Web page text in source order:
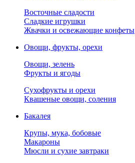
Восточные сладости
Сладкие игрушки
Жвачки и освежающие конфеты
Овощи, фрукты, орехи
Овощи, зелень
Фрукты и ягоды
Сухофрукты и орехи
Квашеные овощи, соления
Бакалея
Крупы, мука, бобовые
Макароны
Мюсли и сухие завтраки